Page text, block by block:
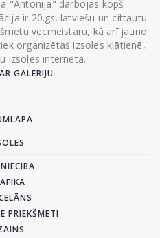
"Antonija" darbojas kopš
ir 20.gs. latviešu un cittautu
vecmeistaru, kā arī jauno
organizētas izsoles klātienē,
izsoles internetā.
GALERIJU
PRIEKŠMETI